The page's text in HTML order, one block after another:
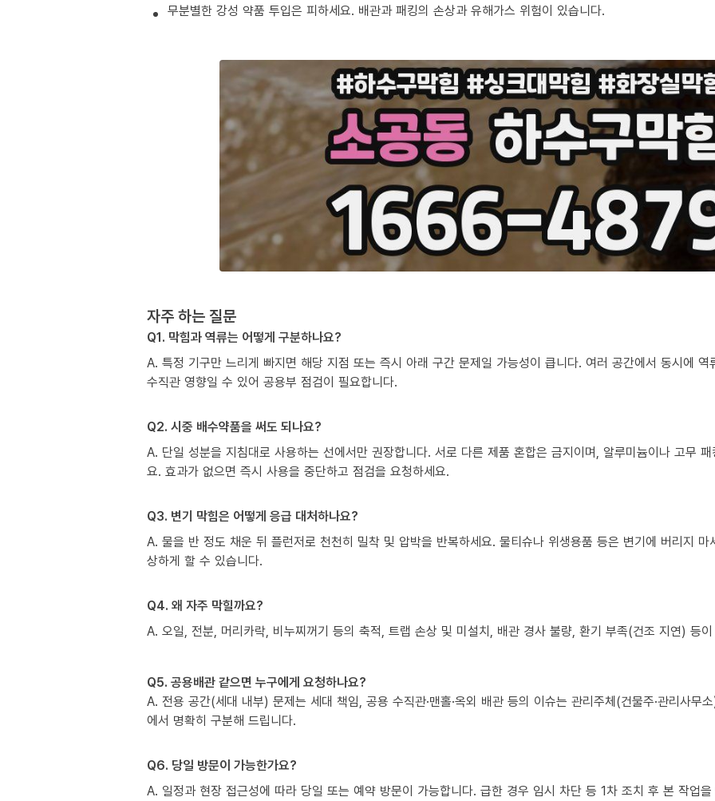
무분별한 강성 약품 투입은 피하세요. 배관과 패킹의 손상과 유해가스 위험이 있습니다.
자주 하는 질문
Q1. 막힘과 역류는 어떻게 구분하나요?
A. 특정 기구만 느리게 빠지면 해당 지점 또는 즉시 아래 구간 문제일 가능성이 큽니다. 여러 공간에서 동시에
수직관 영향일 수 있어 공용부 점검이 필요합니다.
Q2. 시중 배수약품을 써도 되나요?
A. 단일 성분을 지침대로 사용하는 선에서만 권장합니다. 서로 다른 제품 혼합은 금지이며, 알루미늄이나 고무
요. 효과가 없으면 즉시 사용을 중단하고 점검을 요청하세요.
Q3. 변기 막힘은 어떻게 응급 대처하나요?
A. 물을 반 정도 채운 뒤 플런저로 천천히 밀착 및 압박을 반복하세요. 물티슈나 위생용품 등은 변기에 버리지
상하게 할 수 있습니다.
Q4. 왜 자주 막힐까요?
A. 오일, 전분, 머리카락, 비누찌꺼기 등의 축적, 트랩 손상 및 미설치, 배관 경사 불량, 환기 부족(건조 지연) 등
Q5. 공용배관 같으면 누구에게 요청하나요?
A. 전용 공간(세대 내부) 문제는 세대 책임, 공용 수직관·맨홀·옥외 배관 등의 이슈는 관리주체(건물주·관리사무
에서 명확히 구분해 드립니다.
Q6. 당일 방문이 가능한가요?
A. 일정과 현장 접근성에 따라 당일 또는 예약 방문이 가능합니다. 급한 경우 임시 차단 등 1차 조치 후 본 작업을